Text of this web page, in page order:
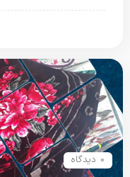
0 دیدگاه